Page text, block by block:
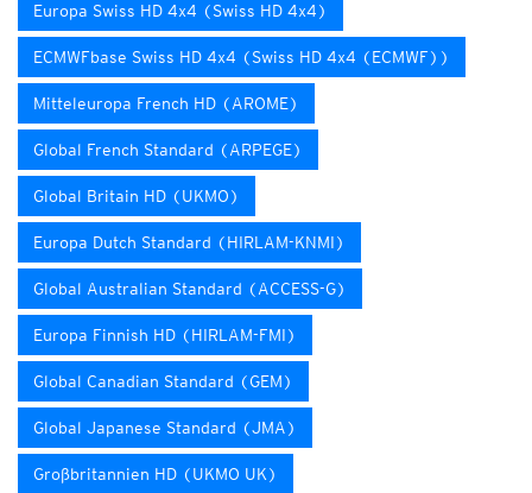
Europa Swiss HD 4x4 (Swiss HD 4x4)
ECMWFbase Swiss HD 4x4 (Swiss HD 4x4 (ECMWF))
Mitteleuropa French HD (AROME)
Global French Standard (ARPEGE)
Global Britain HD (UKMO)
Europa Dutch Standard (HIRLAM-KNMI)
Global Australian Standard (ACCESS-G)
Europa Finnish HD (HIRLAM-FMI)
Global Canadian Standard (GEM)
Global Japanese Standard (JMA)
Großbritannien HD (UKMO UK)